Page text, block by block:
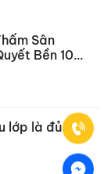
Sân
Bền 10
lớp là đủ? Bí